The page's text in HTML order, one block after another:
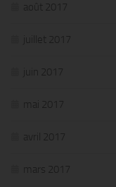
août 2017
juillet 2017
juin 2017
mai 2017
avril 2017
mars 2017